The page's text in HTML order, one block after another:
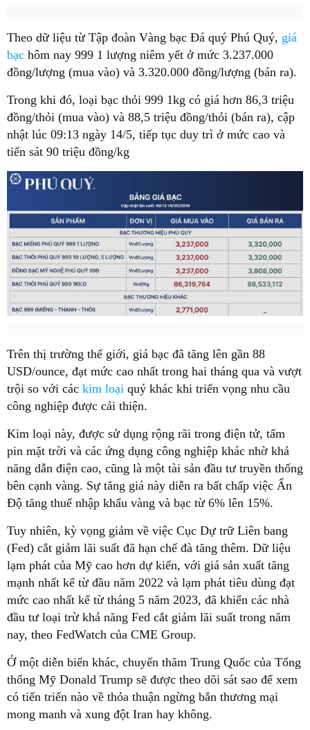
Theo dữ liệu từ Tập đoàn Vàng bạc Đá quý Phú Quý, giá
bạc hôm nay 999 1 lượng niêm yết ở mức 3.237.000
đồng/lượng (mua vào) và 3.320.000 đồng/lượng (bán ra).
Trong khi đó, loại bạc thỏi 999 1kg có giá hơn 86,3 triệu
đồng/thỏi (mua vào) và 88,5 triệu đồng/thỏi (bán ra), cập
nhật lúc 09:13 ngày 14/5, tiếp tục duy trì ở mức cao và
tiến sát 90 triệu đồng/kg
Trên thị trường thế giới, giá bạc đã tăng lên gần 88
USD/ounce, đạt mức cao nhất trong hai tháng qua và vượt
trội so với các kim loại quý khác khi triển vọng nhu cầu
công nghiệp được cải thiện.
Kim loại này, được sử dụng rộng rãi trong điện tử, tấm
pin mặt trời và các ứng dụng công nghiệp khác nhờ khả
năng dẫn điện cao, cũng là một tài sản đầu tư truyền thống
bên cạnh vàng. Sự tăng giá này diễn ra bất chấp việc Ấn
Độ tăng thuế nhập khẩu vàng và bạc từ 6% lên 15%.
Tuy nhiên, kỳ vọng giảm về việc Cục Dự trữ Liên bang
(Fed) cắt giảm lãi suất đã hạn chế đà tăng thêm. Dữ liệu
lạm phát của Mỹ cao hơn dự kiến, với giá sản xuất tăng
mạnh nhất kể từ đầu năm 2022 và lạm phát tiêu dùng đạt
mức cao nhất kể từ tháng 5 năm 2023, đã khiến các nhà
đầu tư loại trừ khả năng Fed cắt giảm lãi suất trong năm
nay, theo FedWatch của CME Group.
Ở một diễn biến khác, chuyến thăm Trung Quốc của Tổng
thống Mỹ Donald Trump sẽ được theo dõi sát sao để xem
có tiến triển nào về thỏa thuận ngừng bắn thương mại
mong manh và xung đột Iran hay không.